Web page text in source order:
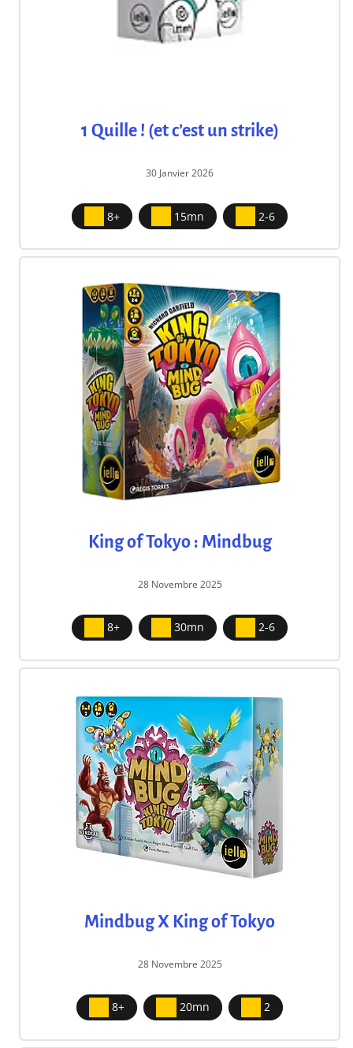
1 Quille ! (et c’est un strike)
30 Janvier 2026
8+ 15mn 2-6
King of Tokyo : Mindbug
28 Novembre 2025
8+ 30mn 2-6
Mindbug X King of Tokyo
28 Novembre 2025
8+ 20mn 2